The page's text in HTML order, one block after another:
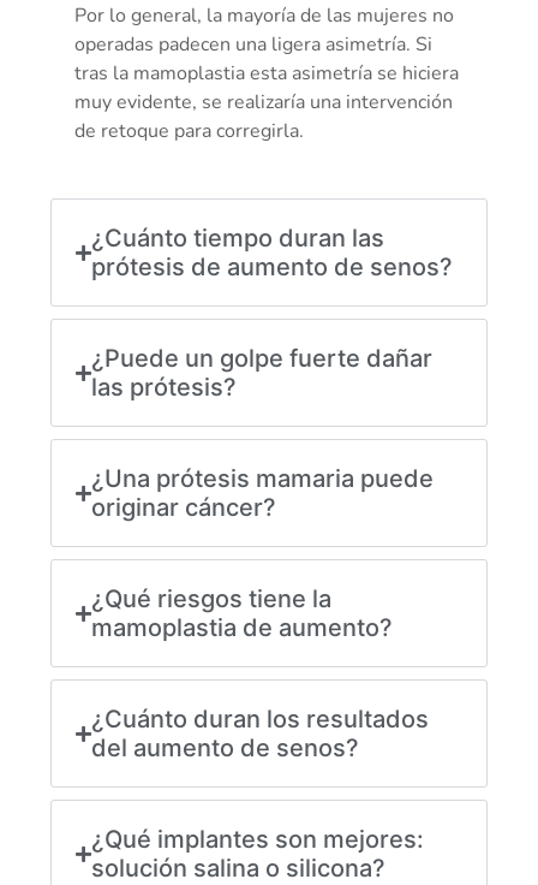
Por lo general, la mayoría de las mujeres no
operadas padecen una ligera asimetría. Si
tras la mamoplastia esta asimetría se hiciera
muy evidente, se realizaría una intervención
de retoque para corregirla.
¿Cuánto tiempo duran las
prótesis de aumento de senos?
¿Puede un golpe fuerte dañar
las prótesis?
¿Una prótesis mamaria puede
originar cáncer?
¿Qué riesgos tiene la
mamoplastia de aumento?
¿Cuánto duran los resultados
del aumento de senos?
¿Qué implantes son mejores:
solución salina o silicona?